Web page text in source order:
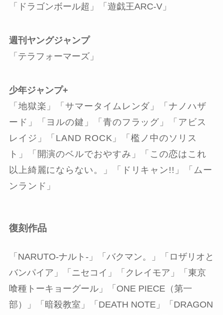
「ドラゴンボール超」「遊戯王ARC-V」
週刊ヤングジャンプ
「テラフォーマーズ」
少年ジャンプ+
「地獄楽」「サマータイムレンダ」「ナノハザ
ード」「ヨルの鍵」「青のフラッグ」「アビス
レイジ」「LAND ROCK」「檻ノ中のソリス
ト」「開演のベルでおやすみ」「この恋はこれ
以上綺麗にならない。」「ドリキャン!!」「ムー
ンランド」
復刻作品
「NARUTO-ナルト-」「バクマン。」「ロザリオと
バンパイア」「ニセコイ」「クレイモア」「東京
喰種トーキョーグール」「ONE PIECE（第一
部）」「暗殺教室」「DEATH NOTE」「DRAGON